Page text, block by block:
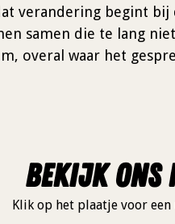
verandering begint
samen die te lang
overal waar het
Bekijk ons
Klik op het plaatje voor